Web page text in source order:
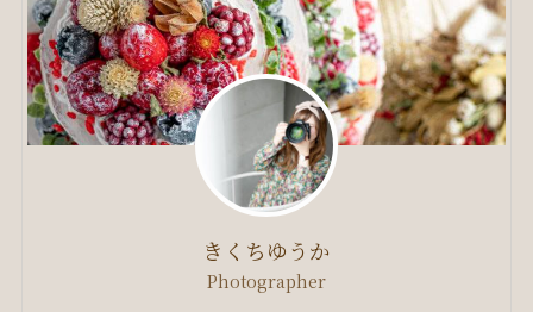
きくちゆうか
Photographer